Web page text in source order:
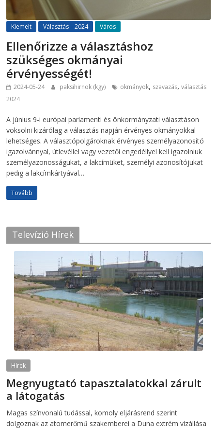
Kiemelt Választás – 2024 Város
Ellenőrizze a választáshoz
szükséges okmányai
érvényességét!
2024-05-24 paksihirnok (kgy) okmányok, szavazás,választás
2024
A június 9-i európai parlamenti és önkormányzati választáson
voksolni kizárólag a választás napján érvényes okmányokkal
lehetséges. A választópolgároknak érvényes személyazonosító
igazolvánnyal, útlevéllel vagy vezetői engedéllyel kell igazolniuk
személyazonosságukat, a lakcímüket, személyi azonosítójukat
pedig a lakcímkártyával…
Tovább
Televízió Hírek
Hírek
Megnyugtató tapasztalatokkal zárult
a látogatás
Magas színvonalú tudással, komoly eljárásrend szerint
dolgoznak az atomerőmű szakemberei a Duna extrém vízállása